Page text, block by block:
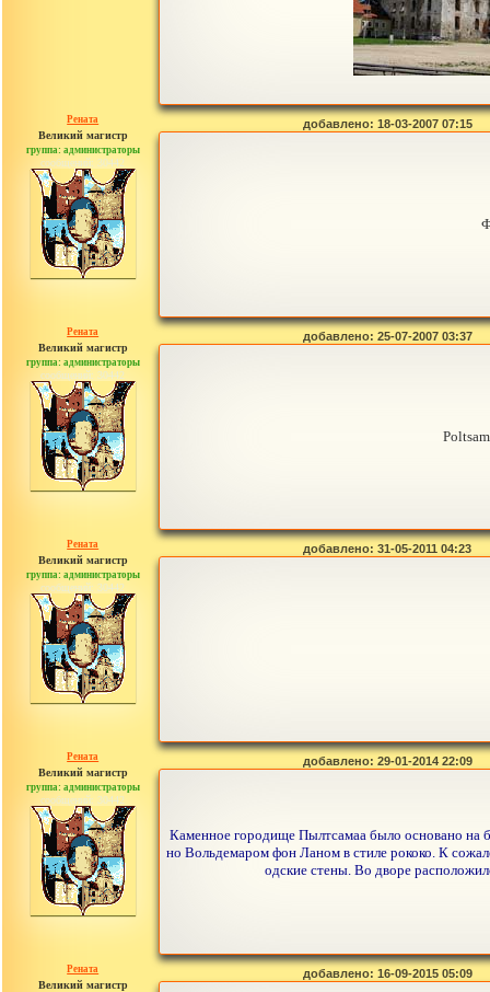
Рената
Великий магистр
группа: администраторы
сообщений: 30442
добавлено: 18-03-2007 07:15
Рената
Великий магистр
группа: администраторы
сообщений: 30442
добавлено: 25-07-2007 03:37
Рената
Великий магистр
группа: администраторы
сообщений: 30442
добавлено: 31-05-2011 04:23
Рената
Великий магистр
группа: администраторы
сообщений: 30442
добавлено: 29-01-2014 22:09
Каменное городище Пылтсамаа было основано на
но Вольдемаром фон Ланом в стиле рококо. К
одские стены. Во дворе
Рената
Великий магистр
добавлено: 16-09-2015 05:09